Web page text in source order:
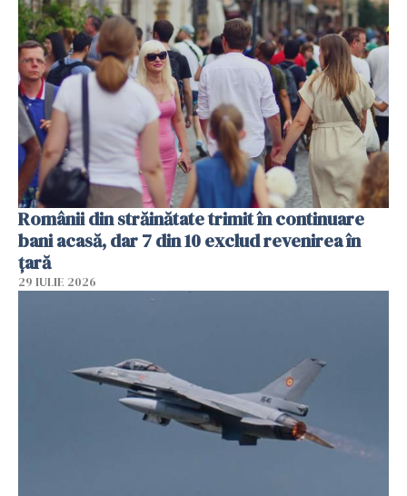
Românii din străinătate trimit în continuare
bani acasă, dar 7 din 10 exclud revenirea în
țară
29 IULIE 2026